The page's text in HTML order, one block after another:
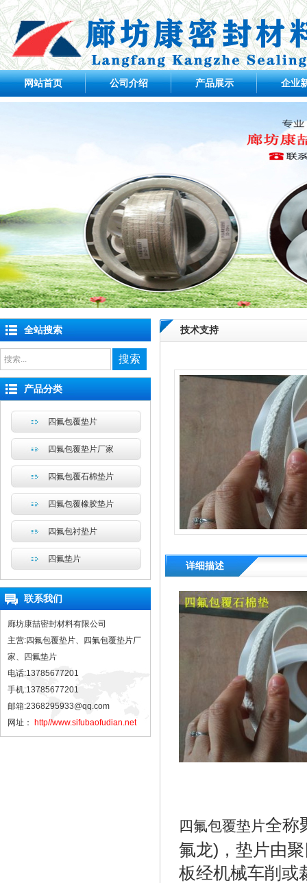
网站首页 公司介绍 产品展示 企业
技术支持
详细描述
四氟包覆垫片全称
氟龙)，垫片由
板经机械车削或
全站搜索
搜索
产品分类
四氟包覆垫片
四氟包覆垫片厂家
四氟包覆石棉垫片
四氟包覆橡胶垫片
四氟包衬垫片
四氟垫片
联系我们
廊坊康喆密封材料有限公司
主营:四氟包覆垫片、四氟包覆垫片厂
家、四氟垫片
电话:13785677201
手机:13785677201
邮箱:2368295933@qq.com
网址：
http//www.sifubaofudian.net